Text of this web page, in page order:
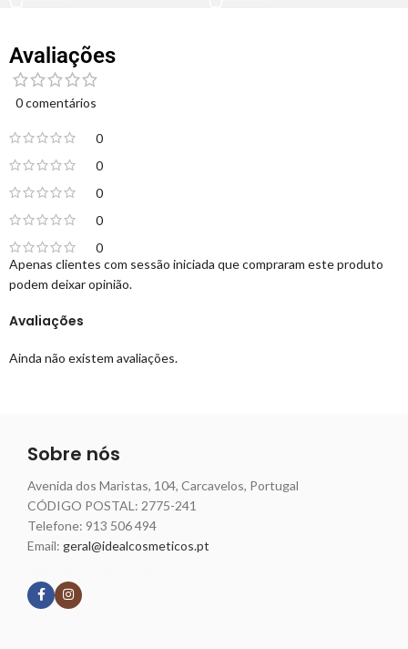
Avaliações
0 comentários
0
0
0
0
0
Avaliações
Ainda não existem avaliações.
Apenas clientes com sessão iniciada que compraram este produto
podem deixar opinião.
Sobre nós
Avenida dos Maristas, 104, Carcavelos, Portugal
CÓDIGO POSTAL: 2775-241
Telefone: 913 506 494
Email: geral@idealcosmeticos.pt